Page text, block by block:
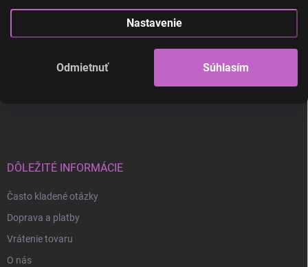
Nastavenie
Odmietnuť Súhlasím
s
u
DÔLEŽITÉ INFORMÁCIE
Často kladené otázky
Doprava a platby
Vrátenie tovaru
O nás